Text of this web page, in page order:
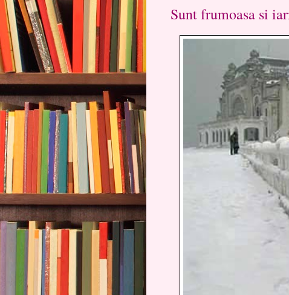
Sunt frumoasa si